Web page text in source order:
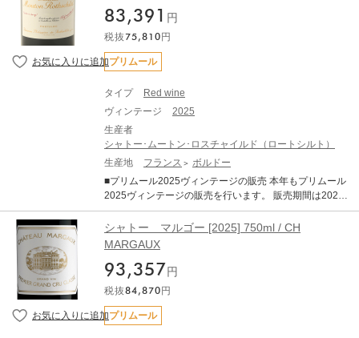
83,391 円
税抜75,810 円
プリムール
タイプ
Red wine
ヴィンテージ
2025
生産者
シャトー･ムートン･ロスチャイルド（ロートシルト）
生産地
フランス
ボルドー
■プリムール2025ヴィンテージの販売 本年もプリムール
2025ヴィンテージの販売を行います。 販売期間は2026
年7月21日17:00～11月30日までとなります。 ※商品の
お届け予定は2028年秋～2029年2月頃となります。 ■商
品について シャトー ムートン ロートシルト [2025] 7
50ml ×1 ・WA 97-99 (Wine Advocate) ・JS 99-100（Ja
mes Suckling） ※エチケットは毎年異なります。 ■ボル
ドー2025年について 2025年ヴィンテージは、近年の高
糖度・高アルコール化の傾向から一転し、「クラシック
なアルコール度数」と「完璧なバランス」、「エレガン
ス」が備わった、長期熟成ポテンシャルの秘めた素晴し
シャトー マルゴー [2025] 750ml / CH
MARGAUX
93,357 円
税抜84,870 円
プリムール